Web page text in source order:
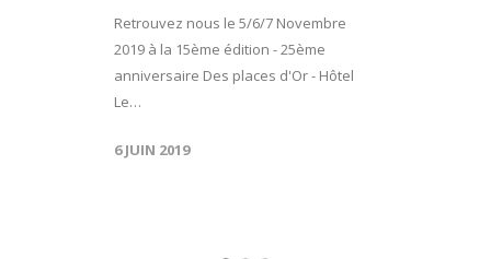
Retrouvez nous le 5/6/7 Novembre
2019 à la 15ème édition - 25ème
anniversaire Des places d'Or - Hôtel
Le…
6 JUIN 2019